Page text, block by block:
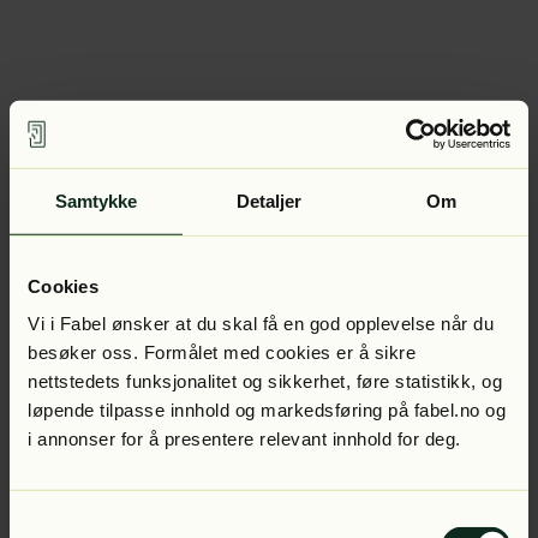
Samtykke Detaljer Om
Cookies
Vi i Fabel ønsker at du skal få en god opplevelse når du
besøker oss. Formålet med cookies er å sikre
nettstedets funksjonalitet og sikkerhet, føre statistikk, og
løpende tilpasse innhold og markedsføring på fabel.no og
i annonser for å presentere relevant innhold for deg.